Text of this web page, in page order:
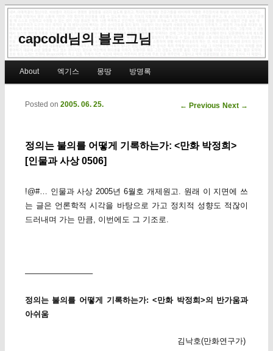
capcold님의 블로그님
Skip to primary content
Skip to secondary content
About 엑기스 몽땅 방명록
Post navigation
← Previous Next →
정의는 불의를 어떻게 기록하는가: <만화 박정희>
[인물과 사상 0506]
Posted on 2005. 06. 25.
!@#… 인물과 사상 2005년 6월호 개제원고. 원래 이 지면에 쓰
는 글은 언론학적 시각을 바탕으로 가고 정치적 성향도 적잖이
드러내며 가는 만큼, 이번에도 그 기조로.
————————–
정의는 불의를 어떻게 기록하는가: <만화 박정희>의 반가움과
아쉬움
김낙호(만화연구가)